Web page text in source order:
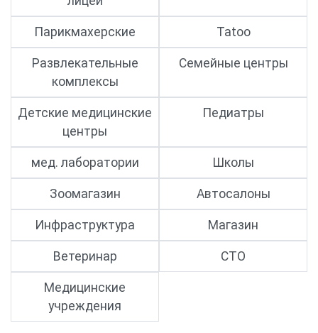
Парикмахерские Tatoo
Развлекательные
комплексы
Семейные центры
Детские медицинские
центры
Педиатры
мед. лаборатории Школы
Зоомагазин Автосалоны
Инфраструктура Магазин
Ветеринар СТО
Медицинские
учреждения